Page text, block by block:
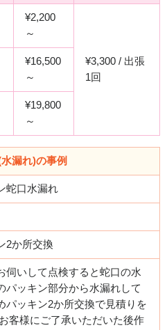
¥2,200
～
¥3,300 / 出張
1回
¥16,500
～
¥19,800
～
漏れ)の事例
蛇口水漏れ
2か所交換
伺いして点検すると蛇口の水
パッキン部分から水漏れして
パッキン2か所交換で見積りを
客様にご了承いただいた後作